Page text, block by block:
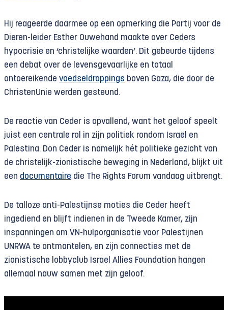
Hij reageerde daarmee op een opmerking die Partij voor de
Dieren-leider Esther Ouwehand maakte over Ceders
hypocrisie en ‘christelijke waarden’. Dit gebeurde tijdens
een debat over de levensgevaarlijke en totaal
ontoereikende voedseldroppings boven Gaza, die door de
ChristenUnie werden gesteund.
De reactie van Ceder is opvallend, want het geloof speelt
juist een centrale rol in zijn politiek rondom Israël en
Palestina. Don Ceder is namelijk hét politieke gezicht van
de christelijk-zionistische beweging in Nederland, blijkt uit
een documentaire die The Rights Forum vandaag uitbrengt.
De talloze anti-Palestijnse moties die Ceder heeft
ingediend en blijft indienen in de Tweede Kamer, zijn
inspanningen om VN-hulporganisatie voor Palestijnen
UNRWA te ontmantelen, en zijn connecties met de
zionistische lobbyclub Israel Allies Foundation hangen
allemaal nauw samen met zijn geloof.